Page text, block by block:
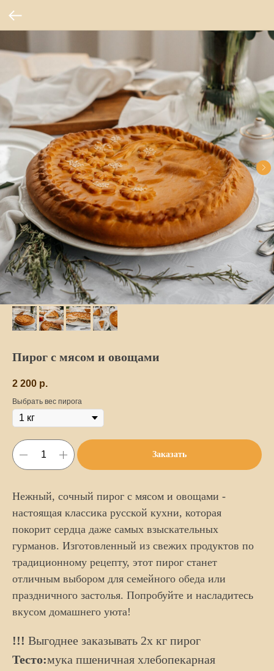
Пирог с мясом и овощами
2 200 р.
Выбрать вес пирога
Заказать
Нежный, сочный пирог с мясом и овощами -
настоящая классика русской кухни, которая
покорит сердца даже самых взыскательных
гурманов. Изготовленный из свежих продуктов по
традиционному рецепту, этот пирог станет
отличным выбором для семейного обеда или
праздничного застолья. Попробуйте и насладитесь
вкусом домашнего уюта!
!!! Выгоднее заказывать 2х кг пирог
Тесто:мука пшеничная хлебопекарная